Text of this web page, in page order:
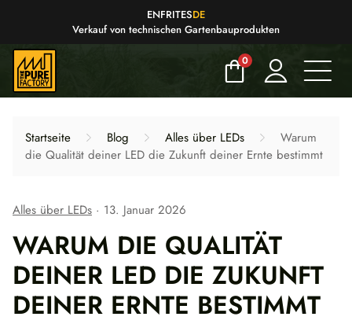
ENFRITESDE
Verkauf von technischen Gartenbauprodukten
0
Startseite Blog Alles über LEDs
Warum
die Qualität deiner LED die Zukunft deiner Ernte bestimmt
Alles über LEDs 13. Januar 2026
WARUM DIE QUALITÄT
DEINER LED DIE ZUKUNFT
DEINER ERNTE BESTIMMT